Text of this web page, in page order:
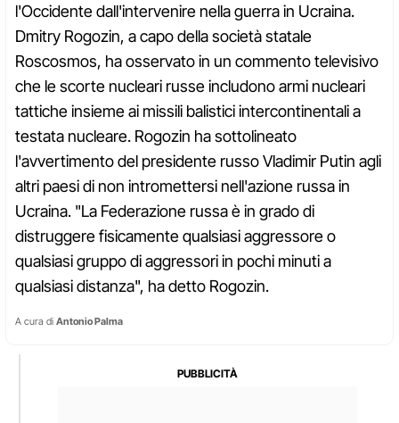
l'Occidente dall'intervenire nella guerra in Ucraina.
Dmitry Rogozin, a capo della società statale
Roscosmos, ha osservato in un commento televisivo
che le scorte nucleari russe includono armi nucleari
tattiche insieme ai missili balistici intercontinentali a
testata nucleare. Rogozin ha sottolineato
l'avvertimento del presidente russo Vladimir Putin agli
altri paesi di non intromettersi nell'azione russa in
Ucraina. "La Federazione russa è in grado di
distruggere fisicamente qualsiasi aggressore o
qualsiasi gruppo di aggressori in pochi minuti a
qualsiasi distanza", ha detto Rogozin.
A cura di Antonio Palma